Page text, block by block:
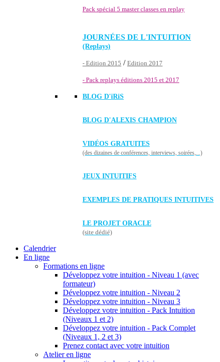
Pack spécial 5 master classes en replay
JOURNÉES DE L'INTUITION
(Replays)
- Edition 2015 / Edition 2017
- Pack replays éditions 2015 et 2017
BLOG D'iRiS
BLOG D'ALEXIS CHAMPION
VIDÉOS GRATUITES
(des dizaines de conférences, interviews, soirées,...)
JEUX INTUITIFS
EXEMPLES DE PRATIQUES INTUITIVES
LE PROJET ORACLE
(site dédié)
Calendrier
En ligne
Formations en ligne
Développez votre intuition - Niveau 1 (avec
formateur)
Développez votre intuition - Niveau 2
Développez votre intuition - Niveau 3
Développez votre intuition - Pack Intuition
(Niveaux 1 et 2)
Développez votre intuition - Pack Complet
(Niveaux 1, 2 et 3)
Prenez contact avec votre intuition
Atelier en ligne